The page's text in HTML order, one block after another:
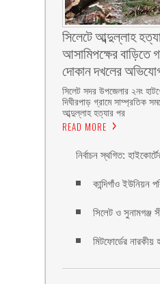
সিলেটে আব্দুল্লাহ
আসামিপক্ষের বাড়িতে
দোকান দখলের
সিলেট সদর উপজেলার ২নং
দিঘীরপাড় গ্রামে সাম্প্রতিক
আব্দুল্লাহ হত্যার পর
READ MORE
নির্বাচন স্থগিত:
কান্দিগাঁও ইউনিয়ন
সিলেট ও সুনামগঞ্জ
মিটফোর্ডের